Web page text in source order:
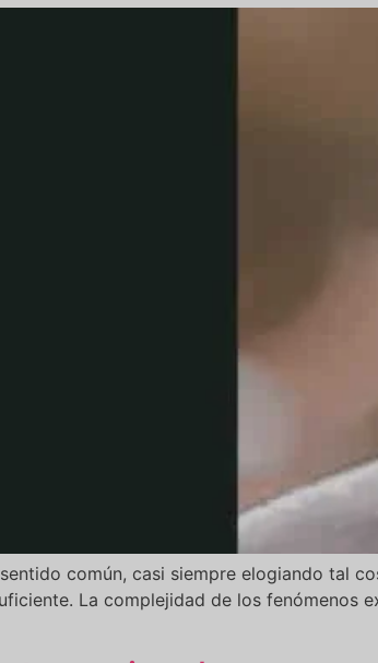
común, casi siempre elogiando tal
La complejidad de los fenómenos